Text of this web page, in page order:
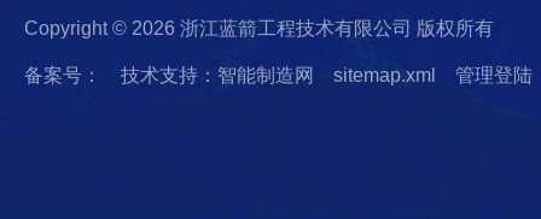
Copyright © 2026 浙江蓝箭工程技术有限公司 版权所有
备案号： 技术支持：智能制造网 sitemap.xml 管理登陆